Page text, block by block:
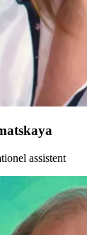
assistent